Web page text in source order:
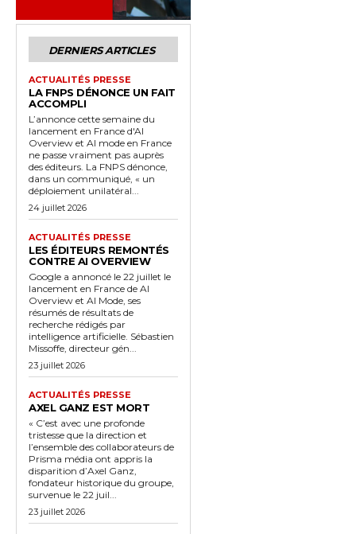
DERNIERS ARTICLES
ACTUALITÉS PRESSE
LA FNPS DÉNONCE UN FAIT
ACCOMPLI
L’annonce cette semaine du
lancement en France d'AI
Overview et AI mode en France
ne passe vraiment pas auprès
des éditeurs. La FNPS dénonce,
dans un communiqué, « un
déploiement unilatéral...
24 juillet 2026
ACTUALITÉS PRESSE
LES ÉDITEURS REMONTÉS
CONTRE AI OVERVIEW
Google a annoncé le 22 juillet le
lancement en France de AI
Overview et AI Mode, ses
résumés de résultats de
recherche rédigés par
intelligence artificielle. Sébastien
Missoffe, directeur gén...
23 juillet 2026
ACTUALITÉS PRESSE
AXEL GANZ EST MORT
« C’est avec une profonde
tristesse que la direction et
l’ensemble des collaborateurs de
Prisma média ont appris la
disparition d’Axel Ganz,
fondateur historique du groupe,
survenue le 22 juil...
23 juillet 2026